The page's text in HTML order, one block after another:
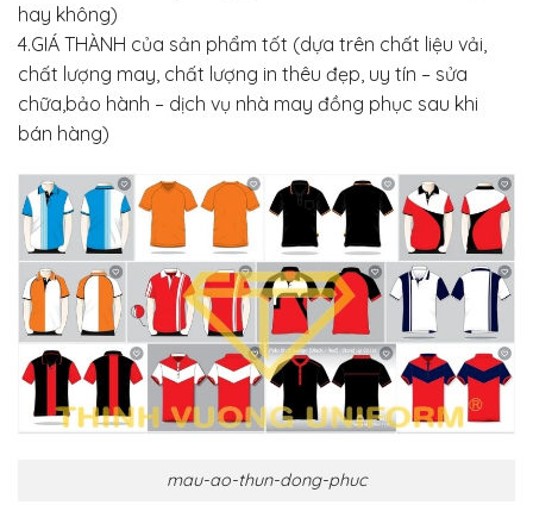
hay không)
4.GIÁ THÀNH của sản phẩm tốt (dựa trên chất liệu vải,
chất lượng may, chất lượng in thêu đẹp, uy tín – sửa
chữa,bảo hành – dịch vụ nhà may đồng phục sau khi
bán hàng)
mau-ao-thun-dong-phuc